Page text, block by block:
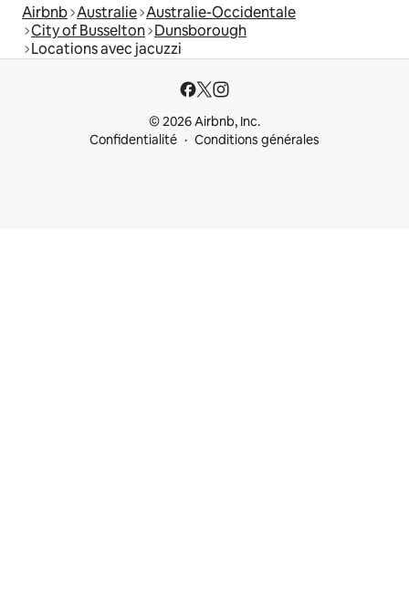
Airbnb Australie Australie-Occidentale
City of Busselton Dunsborough
Locations avec jacuzzi
© 2026 Airbnb, Inc.
Confidentialité
Conditions générales